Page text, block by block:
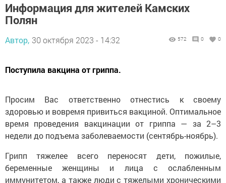
Информация для жителей Камских
Полян
Автор, 30 октября 2023 - 14:32 572 0 0
Поступила вакцина от гриппа.
Просим Вас ответственно отнестись к своему
здоровью и вовремя привиться вакциной. Оптимальное
время проведения вакцинации от гриппа — за 2–3
недели до подъема заболеваемости (сентябрь-ноябрь).
Грипп тяжелее всего переносят дети, пожилые,
беременные женщины и лица с ослабленным
иммунитетом, а также люди с тяжелыми хроническими